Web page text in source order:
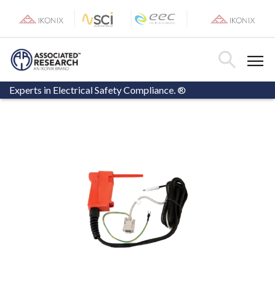
Toggle MenuToggle
Experts in Electrical Safety Compliance. ®